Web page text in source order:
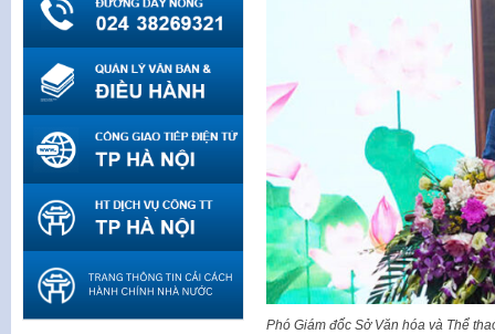
Phó Giám đốc Sở Văn hóa và Thể